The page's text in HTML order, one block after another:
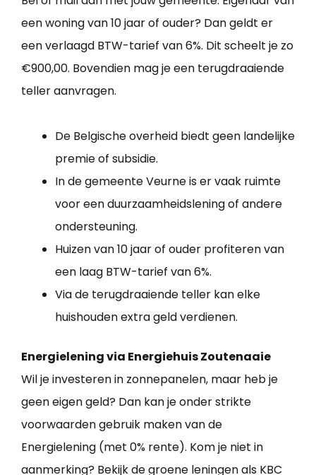
een woning van 10 jaar of ouder? Dan geldt er
een verlaagd BTW-tarief van 6%. Dit scheelt je zo
€900,00. Bovendien mag je een terugdraaiende
teller aanvragen.
De Belgische overheid biedt geen landelijke
premie of subsidie.
In de gemeente Veurne is er vaak ruimte
voor een duurzaamheidslening of andere
ondersteuning.
Huizen van 10 jaar of ouder profiteren van
een laag BTW-tarief van 6%.
Via de terugdraaiende teller kan elke
huishouden extra geld verdienen.
Energielening via Energiehuis Zoutenaaie
Wil je investeren in zonnepanelen, maar heb je
geen eigen geld? Dan kan je onder strikte
voorwaarden gebruik maken van de
Energielening (met 0% rente). Kom je niet in
aanmerking? Bekijk de groene leningen als KBC